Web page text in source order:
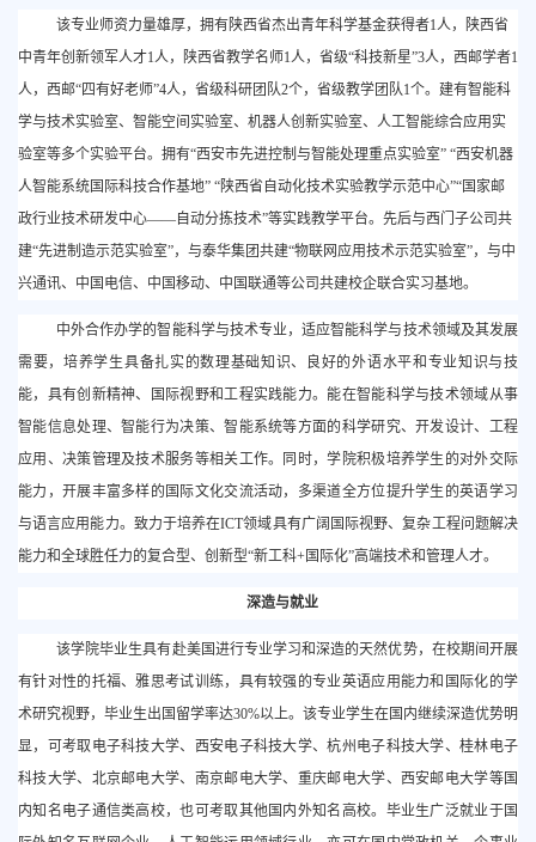
该专业师资力量雄厚，拥有陕西省杰出青年科学基金获得者1人，陕西省
中青年创新领军人才1人，陕西省教学名师1人，省级“科技新星”3人，西邮学者1
人，西邮“四有好老师”4人，省级科研团队2个，省级教学团队1个。建有智能科
学与技术实验室、智能空间实验室、机器人创新实验室、人工智能综合应用实
验室等多个实验平台。拥有“西安市先进控制与智能处理重点实验室” “西安机器
人智能系统国际科技合作基地” “陕西省自动化技术实验教学示范中心”“国家邮
政行业技术研发中心——自动分拣技术”等实践教学平台。先后与西门子公司共
建“先进制造示范实验室”，与泰华集团共建“物联网应用技术示范实验室”，与中
兴通讯、中国电信、中国移动、中国联通等公司共建校企联合实习基地。
中外合作办学的智能科学与技术专业，适应智能科学与技术领域及其发展
需要，培养学生具备扎实的数理基础知识、良好的外语水平和专业知识与技
能，具有创新精神、国际视野和工程实践能力。能在智能科学与技术领域从事
智能信息处理、智能行为决策、智能系统等方面的科学研究、开发设计、工程
应用、决策管理及技术服务等相关工作。同时，学院积极培养学生的对外交际
能力，开展丰富多样的国际文化交流活动，多渠道全方位提升学生的英语学习
与语言应用能力。致力于培养在ICT领域具有广阔国际视野、复杂工程问题解决
能力和全球胜任力的复合型、创新型“新工科+国际化”高端技术和管理人才。
深造与就业
该学院毕业生具有赴美国进行专业学习和深造的天然优势，在校期间开展
有针对性的托福、雅思考试训练，具有较强的专业英语应用能力和国际化的学
术研究视野，毕业生出国留学率达30%以上。该专业学生在国内继续深造优势明
显，可考取电子科技大学、西安电子科技大学、杭州电子科技大学、桂林电子
科技大学、北京邮电大学、南京邮电大学、重庆邮电大学、西安邮电大学等国
内知名电子通信类高校，也可考取其他国内外知名高校。毕业生广泛就业于国